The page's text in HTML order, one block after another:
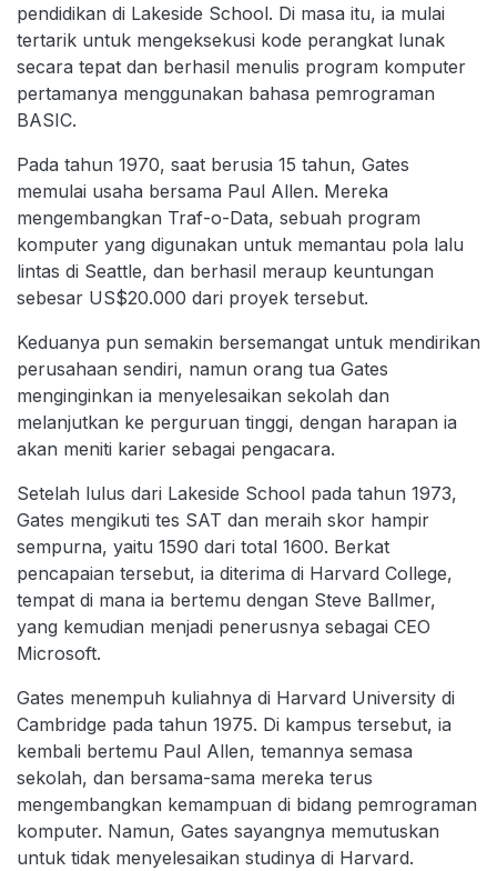
pendidikan di Lakeside School. Di masa itu, ia mulai
tertarik untuk mengeksekusi kode perangkat lunak
secara tepat dan berhasil menulis program komputer
pertamanya menggunakan bahasa pemrograman
BASIC.
Pada tahun 1970, saat berusia 15 tahun, Gates
memulai usaha bersama Paul Allen. Mereka
mengembangkan Traf-o-Data, sebuah program
komputer yang digunakan untuk memantau pola lalu
lintas di Seattle, dan berhasil meraup keuntungan
sebesar US$20.000 dari proyek tersebut.
Keduanya pun semakin bersemangat untuk mendirikan
perusahaan sendiri, namun orang tua Gates
menginginkan ia menyelesaikan sekolah dan
melanjutkan ke perguruan tinggi, dengan harapan ia
akan meniti karier sebagai pengacara.
Setelah lulus dari Lakeside School pada tahun 1973,
Gates mengikuti tes SAT dan meraih skor hampir
sempurna, yaitu 1590 dari total 1600. Berkat
pencapaian tersebut, ia diterima di Harvard College,
tempat di mana ia bertemu dengan Steve Ballmer,
yang kemudian menjadi penerusnya sebagai CEO
Microsoft.
Gates menempuh kuliahnya di Harvard University di
Cambridge pada tahun 1975. Di kampus tersebut, ia
kembali bertemu Paul Allen, temannya semasa
sekolah, dan bersama-sama mereka terus
mengembangkan kemampuan di bidang pemrograman
komputer. Namun, Gates sayangnya memutuskan
untuk tidak menyelesaikan studinya di Harvard.